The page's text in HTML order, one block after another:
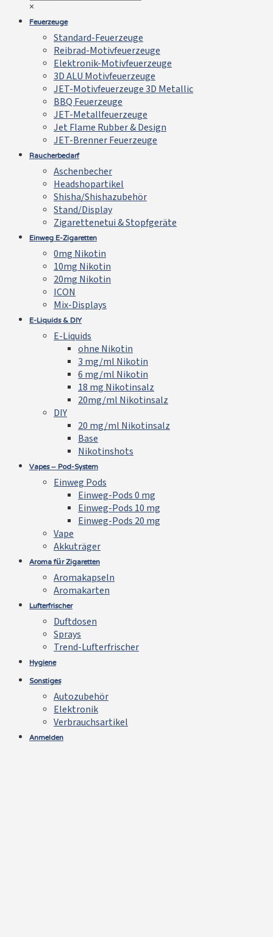
×
Feuerzeuge
Standard-Feuerzeuge
Reibrad-Motivfeuerzeuge
Elektronik-Motivfeuerzeuge
3D ALU Motivfeuerzeuge
JET-Motivfeuerzeuge 3D Metallic
BBQ Feuerzeuge
JET-Metallfeuerzeuge
Jet Flame Rubber & Design
JET-Brenner Feuerzeuge
Raucherbedarf
Aschenbecher
Headshopartikel
Shisha/Shishazubehör
Stand/Display
Zigarettenetui & Stopfgeräte
Einweg E-Zigaretten
0mg Nikotin
10mg Nikotin
20mg Nikotin
ICON
Mix-Displays
E-Liquids & DIY
E-Liquids
ohne Nikotin
3 mg/ml Nikotin
6 mg/ml Nikotin
18 mg Nikotinsalz
20mg/ml Nikotinsalz
DIY
20 mg/ml Nikotinsalz
Base
Nikotinshots
Vapes – Pod-System
Einweg Pods
Einweg-Pods 0 mg
Einweg-Pods 10 mg
Einweg-Pods 20 mg
Vape
Akkuträger
Aroma für Zigaretten
Aromakapseln
Aromakarten
Lufterfrischer
Duftdosen
Sprays
Trend-Lufterfrischer
Hygiene
Sonstiges
Autozubehör
Elektronik
Verbrauchsartikel
Anmelden